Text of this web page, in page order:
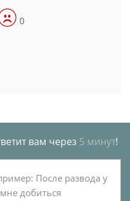
0
вам через 5 минут!